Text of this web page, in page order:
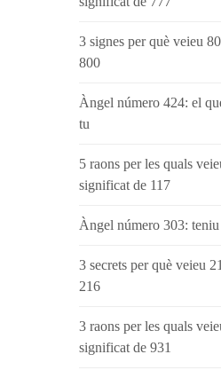
3 signes per què veieu
800
Àngel número 424: el
tu
5 raons per les quals
significat de 117
Àngel número 303:
3 secrets per què veieu
216
3 raons per les quals
significat de 931